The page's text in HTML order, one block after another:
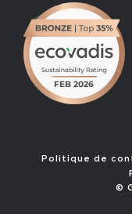
Politique de
©